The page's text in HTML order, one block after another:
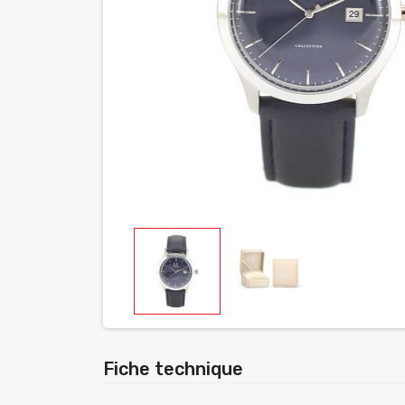
Fiche technique